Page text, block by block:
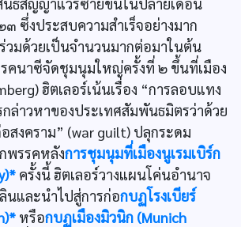
ซึ่งประสบความสำเร็จอย่างมาก
วมด้วยเป็นจำนวนมากต่อมาในต้น
คนาซีจัดชุมนุมใหญ่ครั้งที่ ๒ ขึ้นที่เมือง
ฮิตเลอร์เน้นเรื่อง “การลอบแทง
กล่าวหาของประเทศสัมพันธมิตรว่าด้วย
สงคราม” (war guilt) ปลุกระดม
พรรคหลังการชุมนุมที่เมืองนูเรมเบิร์ก
ครั้งนี้ ฮิตเลอร์วางแผนโค่นอำนาจ
นและนำไปสู่การก่อกบฏโรงเบียร์
หรือกบฏเมืองมิวนิก (Munich